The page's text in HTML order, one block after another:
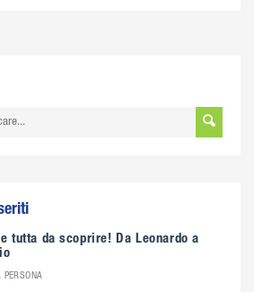
tutta da scoprire! Da Leonardo a
PERSONA